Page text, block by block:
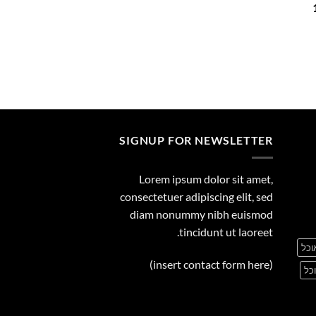
המחיר
SIGNUP FOR NEWSLETTER
Lorem ipsum dolor sit amet,
consectetuer adipiscing elit, sed
diam nonummy nibh euismod
tincidunt ut laoreet.
(insert contact form here)